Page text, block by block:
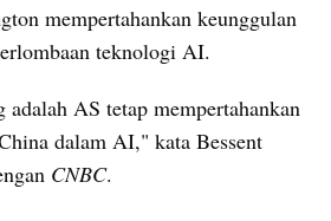
mempertahankan keunggulan
teknologi AI.
AS tetap mempertahankan
dalam AI," kata Bessent
CNBC.